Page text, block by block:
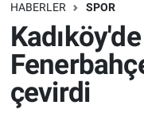
HABERLER SPOR
çevirdi
Bilim turu
Bilim ve
Doğa Konuşuyor
Dünya
Teknoloji
Sağlık
Trafik Durumu
Süper Lig
Tüm Manşetler